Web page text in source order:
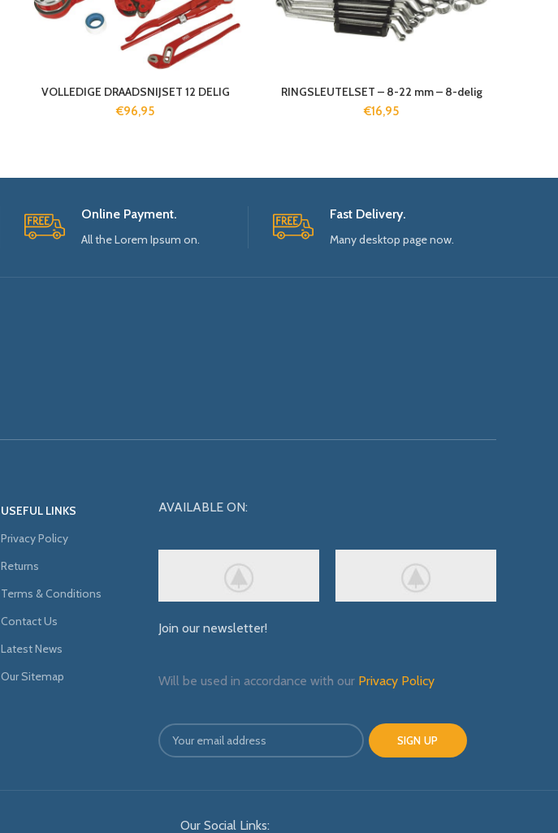
VOLLEDIGE DRAADSNIJSET 12 DELIG
€96,95
RINGSLEUTELSET – 8-22 mm – 8-delig
€16,95
Online Payment.
All the Lorem Ipsum on.
Fast Delivery.
Many desktop page now.
USEFUL LINKS
Privacy Policy
Returns
Terms & Conditions
Contact Us
Latest News
Our Sitemap
AVAILABLE ON:
Join our newsletter!
Will be used in accordance with our Privacy Policy
Our Social Links: